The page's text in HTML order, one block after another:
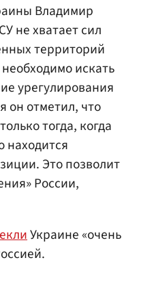
Владимир
не хватает сил
территорий
искать
урегулирования
он отметил, что
тогда, когда
находится
Это позволит
России,
Украине «очень